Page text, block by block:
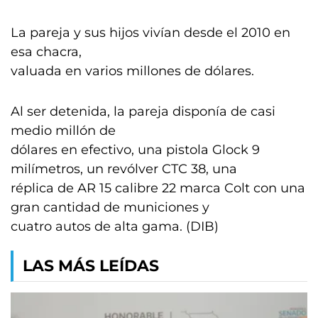
La pareja y sus hijos vivían desde el 2010 en
esa chacra,
valuada en varios millones de dólares.
Al ser detenida, la pareja disponía de casi
medio millón de
dólares en efectivo, una pistola Glock 9
milímetros, un revólver CTC 38, una
réplica de AR 15 calibre 22 marca Colt con una
gran cantidad de municiones y
cuatro autos de alta gama. (DIB)
LAS MÁS LEÍDAS